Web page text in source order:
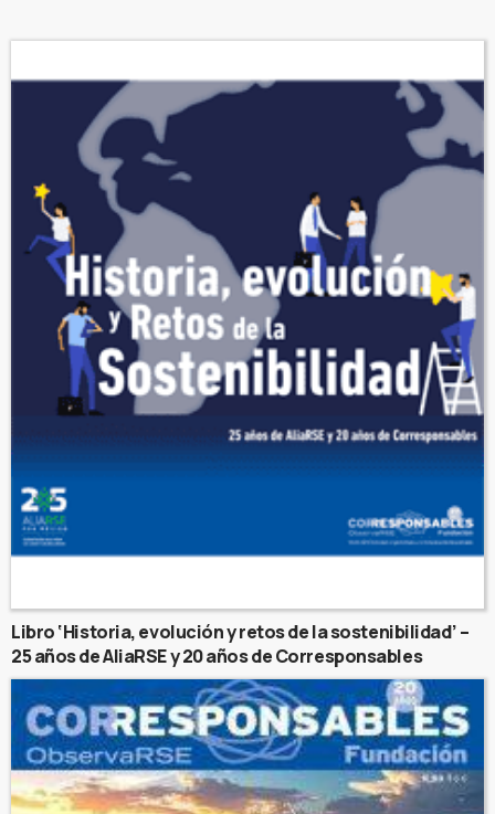
Libro ‘Historia, evolución y retos de la sostenibilidad’ –
25 años de AliaRSE y 20 años de Corresponsables